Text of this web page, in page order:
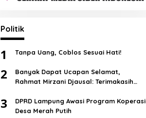
Politik
1 Tanpa Uang, Coblos Sesuai Hati!
2
Banyak Dapat Ucapan Selamat,
Rahmat Mirzani Djausal: Terimakasih
3
DPRD Lampung Awasi Program Koperasi
Desa Merah Putih